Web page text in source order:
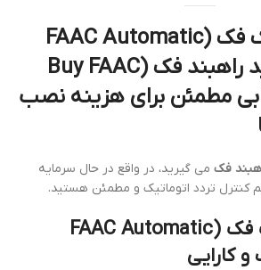
راهبند اتوماتیک فک (FAAC Automatic
خرید راهبند فک (Buy FAAC
مطمئن برای هزینه نصب
فک می گیرید، در واقع در حال سرمایه
تردد اتوماتیک و مطمئن هستید.
راهبند اتوماتیک فک (FAAC Automatic
کارایی